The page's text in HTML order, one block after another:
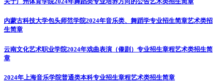
内蒙古科技大学包头师范学院2024年音乐类、舞蹈学专业招生简章艺术类招
生简章
云南文化艺术职业学院2024年戏曲表演（傣剧）专业招生章程艺术类招生简
章
2024年上海音乐学院普通类本科专业招生章程艺术类招生简章